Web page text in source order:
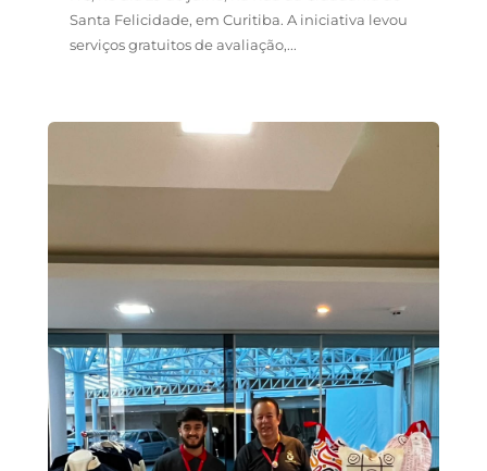
Santa Felicidade, em Curitiba. A iniciativa levou
serviços gratuitos de avaliação,...